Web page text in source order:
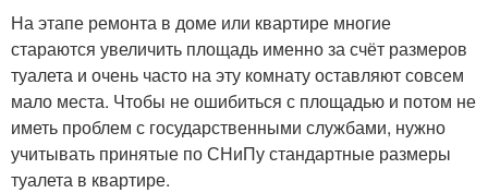
На этапе ремонта в доме или квартире многие
стараются увеличить площадь именно за счёт размеров
туалета и очень часто на эту комнату оставляют совсем
мало места. Чтобы не ошибиться с площадью и потом не
иметь проблем с государственными службами, нужно
учитывать принятые по СНиПу стандартные размеры
туалета в квартире.